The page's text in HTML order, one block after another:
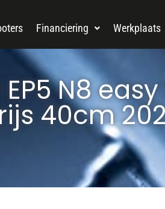
Financiering Werkplaats
N8
40cm